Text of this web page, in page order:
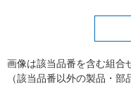
画像は該当品番を含む組合
（該当品番以外の製品・部